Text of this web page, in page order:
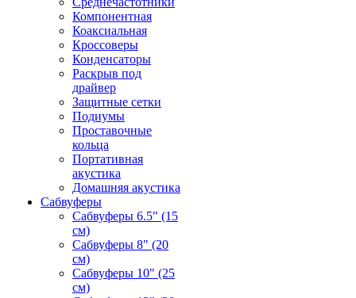
Компонентная
Коаксиальная
Кроссоверы
Конденсаторы
Раскрыв под
драйвер
Защитные сетки
Подиумы
Проставочные
кольца
Портативная
акустика
Домашняя акустика
Сабвуферы
Сабвуферы 6.5" (15
см)
Сабвуферы 8" (20
см)
Сабвуферы 10" (25
см)